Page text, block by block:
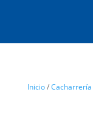
Inicio/Cacharrería